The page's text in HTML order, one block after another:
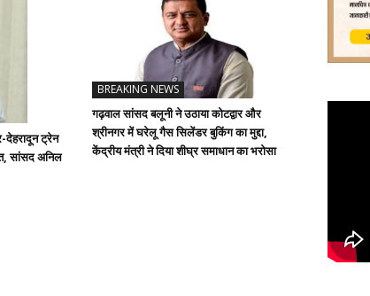
देहरादून ट्रेन
सांसद अनिल
BREAKING NEWS
गढ़वाल सांसद बलूनी ने उठाया कोटद्वार और
श्रीनगर में घरेलू गैस सिलेंडर बुकिंग का मुद्दा,
केंद्रीय मंत्री ने दिया शीघ्र समाधान का भरोसा